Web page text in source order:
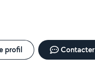
profil Contacter